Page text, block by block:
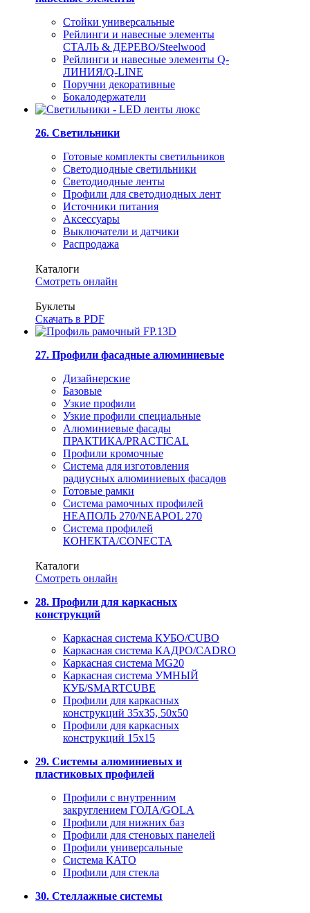
Стойки универсальные
Рейлинги и навесные элементы
СТАЛЬ & ДЕРЕВО/Steelwood
Рейлинги и навесные элементы Q-
ЛИНИЯ/Q-LINE
Поручни декоративные
Бокалодержатели
26. Светильники
Готовые комплекты светильников
Светодиодные светильники
Светодиодные ленты
Профили для светодиодных лент
Источники питания
Аксессуары
Выключатели и датчики
Распродажа
Каталоги
Смотреть онлайн
Буклеты
Скачать в PDF
27. Профили фасадные алюминиевые
Дизайнерские
Базовые
Узкие профили
Узкие профили специальные
Алюминиевые фасады
ПРАКТИКА/PRACTICAL
Профили кромочные
Система для изготовления
радиусных алюминиевых фасадов
Готовые рамки
Система рамочных профилей
НЕАПОЛЬ 270/NEAPOL 270
Система профилей
КОНЕКТА/CONECTA
Каталоги
Смотреть онлайн
28. Профили для каркасных
конструкций
Каркасная система КУБО/CUBO
Каркасная система КАДРО/CADRO
Каркасная система MG20
Каркасная система УМНЫЙ
КУБ/SMARTCUBE
Профили для каркасных
конструкций 35x35, 50x50
Профили для каркасных
конструкций 15х15
29. Системы алюминиевых и
пластиковых профилей
Профили с внутренним
закруглением ГОЛА/GOLA
Профили для нижних баз
Профили для стеновых панелей
Профили универсальные
Система КАТО
Профили для стекла
30. Стеллажные системы